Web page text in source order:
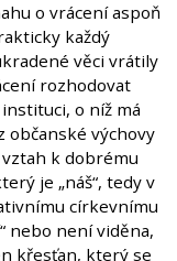
o vrácení aspoň
každý
věci vrátily
rozhodovat
o níž má
občanské výchovy
k dobrému
je „náš“, tedy v
církevnímu
nebo není viděna,
křesťan, který se